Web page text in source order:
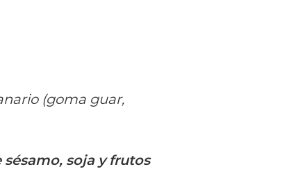
(goma guar,
soja y frutos